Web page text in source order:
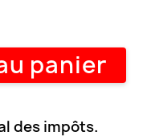
panier
des impôts.